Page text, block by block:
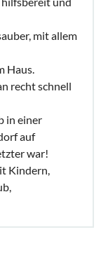
mit allem
Haus.
recht schnell
in einer
auf
war!
Kindern,